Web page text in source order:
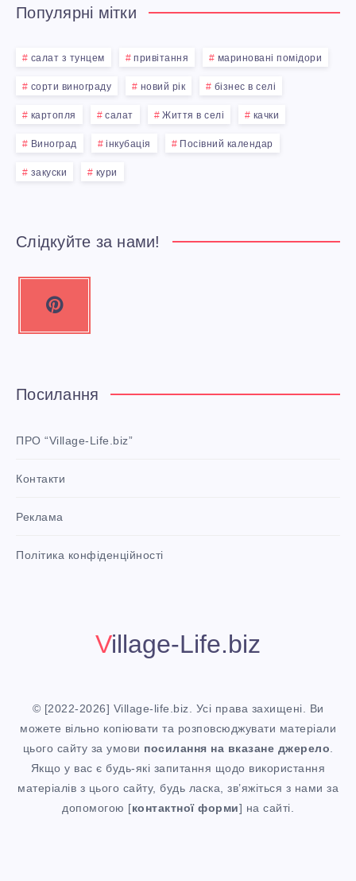
П
І
С
Л
Я
Б
И
Р
Н
Н
Я
Ч
А
К
У
,
Щ
Популярні мітки
салат з тунцем привітання мариновані помідори
сорти винограду новий рік бізнес в селі
картопля салат Життя в селі качки
Виноград інкубація Посівний календар
закуски кури
Слідкуйте за нами!
e
e
i
i
Посилання
ПРО “Village-Life.biz”
Контакти
Реклама
Політика конфіденційності
Village-Life.biz
© [2022-2026] Village-life.biz. Усі права захищені. Ви
можете вільно копіювати та розповсюджувати матеріали
цього сайту за умови посилання на вказане джерело.
Якщо у вас є будь-які запитання щодо використання
матеріалів з цього сайту, будь ласка, зв’яжіться з нами за
допомогою [контактної форми] на сайті.